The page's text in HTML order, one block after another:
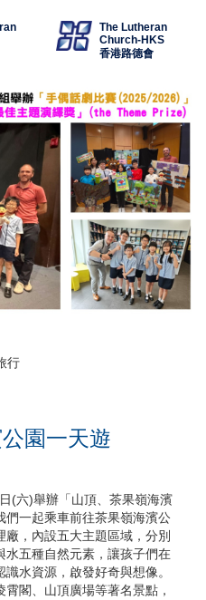
The Lutheran
Church-HKS
香港路德會
行
園一天遊
(六)舉辦「山頂、茶果嶺海濱
們一起乘車前往茶果嶺海濱公
，內設五大主題區域，分別
水五種自然元素，讓孩子們在
水資源，啟發好奇與想像。
閣、山頂廣場等著名景點，